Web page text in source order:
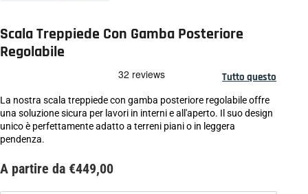
Scala Treppiede Con Gamba Posteriore
Regolabile
Tutto questo
La nostra scala treppiede con gamba posteriore regolabile offre
una soluzione sicura per lavori in interni e all'aperto. Il suo design
unico è perfettamente adatto a terreni piani o in leggera
pendenza.
A partire da €449,00